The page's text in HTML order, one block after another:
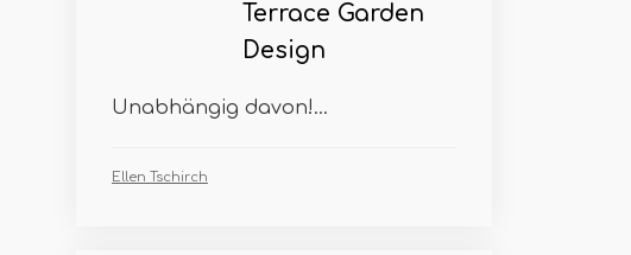
Terrace Garden
Design
Unabhängig davon!...
Ellen Tschirch